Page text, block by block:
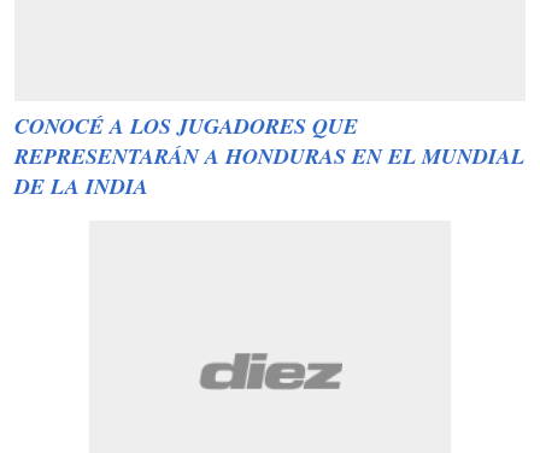
CONOCÉ A LOS JUGADORES QUE
REPRESENTARÁN A HONDURAS EN EL MUNDIAL
DE LA INDIA